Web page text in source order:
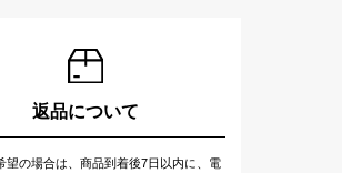
返品について
望の場合は、商品到着後7日以内に、電